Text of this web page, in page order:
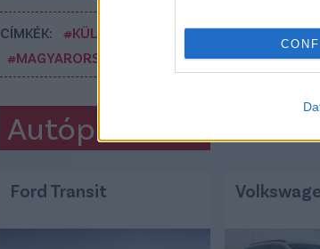
CÍMKÉK: #KÜLFÖLDI FOCI #MAGYARORSZÁG
#MAGYARORSZÁG-ÖRMÉNYORSZÁG
Autópiac
Ford Transit